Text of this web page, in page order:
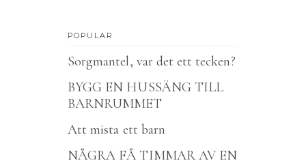
POPULAR
Sorgmantel, var det ett tecken?
BYGG EN HUSSÄNG TILL
BARNRUMMET
Att mista ett barn
NÅGRA FÅ TIMMAR AV EN